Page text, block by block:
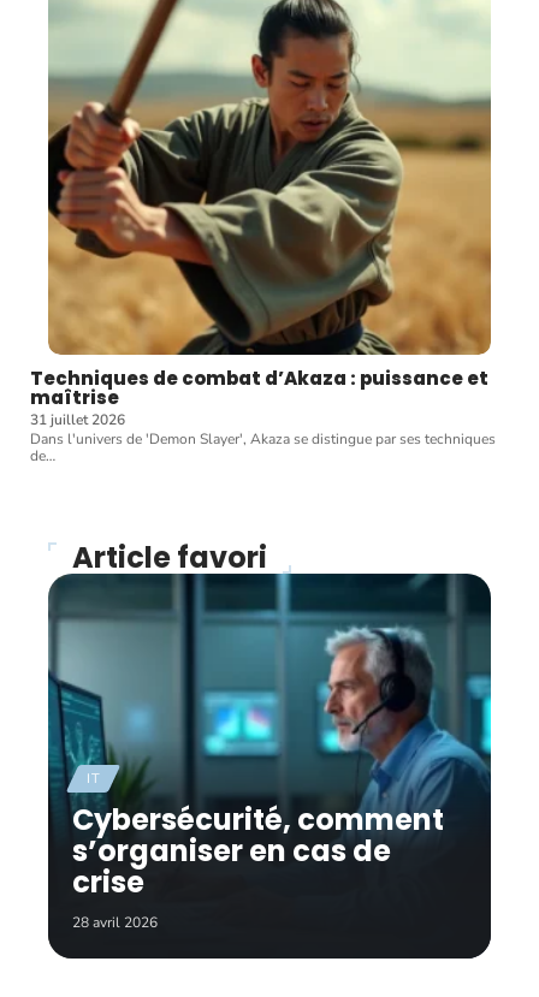
Techniques de combat d’Akaza : puissance et
maîtrise
31 juillet 2026
Dans l'univers de 'Demon Slayer', Akaza se distingue par ses techniques
de…
Article favori
IT
Cybersécurité, comment
s’organiser en cas de
crise
28 avril 2026